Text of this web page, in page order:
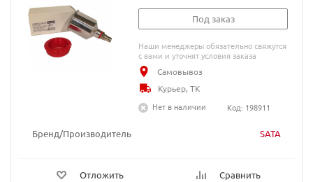
Бренд/Производитель SATA
Отложить Сравнить
Под заказ
Наши менеджеры обязательно свяжутся
с вами и уточнят условия заказа
Самовывоз
Курьер, ТК
Нет в наличии
Код: 198911